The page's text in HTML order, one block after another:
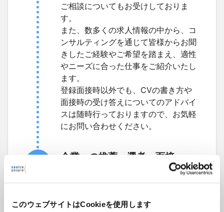
このウェブサイトはCookieを使用します
ご相談についてもお受けしておりま
す。
また、数多くの求人情報の中から、コ
ンサルティングを通じて皆様からお聞
きしたご経験やご希望を踏まえ、適性
やニーズに合った仕事をご紹介いたし
ます。
登録面接時以外でも、CVの書き方や
面接時の受け答えについてのアドバイ
スは随時行っておりますので、お気軽
にお問い合わせください。
企業への推薦・選考・面接
企業の概要や求人内容をご説明し、皆
複数企業への同時応募も可能ですの